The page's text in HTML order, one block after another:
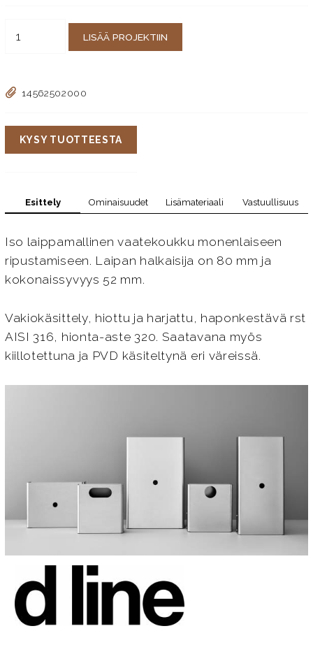
LISÄÄ PROJEKTIIN
14562502000
KYSY TUOTTEESTA
Esittely Ominaisuudet Lisämateriaali Vastuullisuus
Iso laippamallinen vaatekoukku monenlaiseen
ripustamiseen. Laipan halkaisija on 80 mm ja
kokonaissyvyys 52 mm.
Vakiokäsittely, hiottu ja harjattu, haponkestävä rst
AISI 316, hionta-aste 320. Saatavana myös
kiillotettuna ja PVD käsiteltynä eri väreissä.